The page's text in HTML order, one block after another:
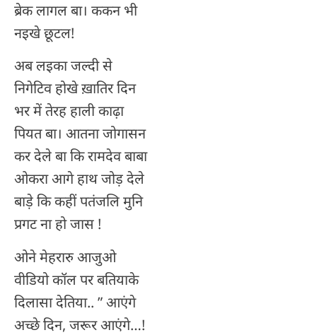
ब्रेक लागल बा। ककन भी
नइखे छूटल!
अब लइका जल्दी से
निगेटिव होखे ख़ातिर दिन
भर में तेरह हाली काढ़ा
पियत बा। आतना जोगासन
कर देले बा कि रामदेव बाबा
ओकरा आगे हाथ जोड़ देले
बाड़े कि कहीं पतंजलि मुनि
प्रगट ना हो जास !
ओने मेहरारु आजुओ
वीडियो कॉल पर बतियाके
दिलासा देतिया.. ” आएंगे
अच्छे दिन, जरूर आएंगे…!